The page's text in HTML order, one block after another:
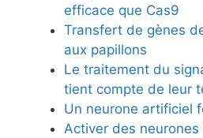
efficace que Cas9
Transfert de gènes
aux papillons
Le traitement du
tient compte de leur
Un neurone artificiel
Activer des